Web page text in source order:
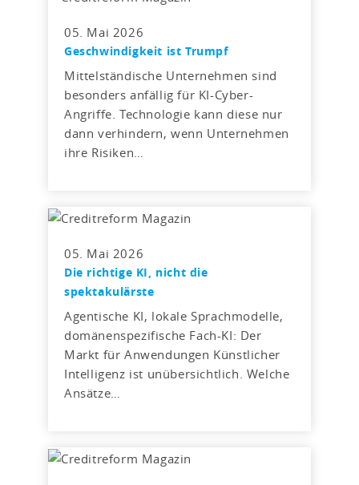
05. Mai 2026
Geschwindigkeit ist Trumpf
Mittelständische Unternehmen sind
besonders anfällig für KI-Cyber-
Angriffe. Technologie kann diese nur
dann verhindern, wenn Unternehmen
ihre Risiken…
05. Mai 2026
Die richtige KI, nicht die
spektakulärste
Agentische KI, lokale Sprachmodelle,
domänenspezifische Fach-KI: Der
Markt für Anwendungen Künstlicher
Intelligenz ist unübersichtlich. Welche
Ansätze…